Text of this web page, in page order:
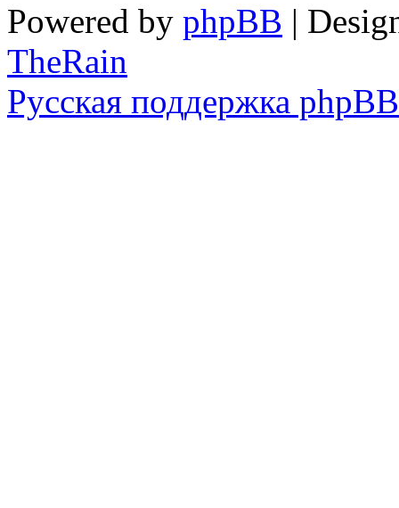
Powered by phpBB |
TheRain
Русская поддержка phpBB